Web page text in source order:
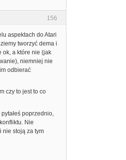
156
aspektach do Atari
tworzyć dema i
ok, a które nie (jak
niemniej nie
odbierać
czy to jest to co
poprzednio,
Nie
nie stoją za tym